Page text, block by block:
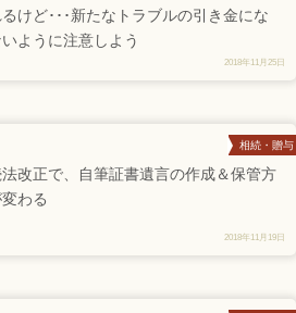
るけど･･･新たなトラブルの引き金にな
いように注意しよう
2018年11月25日
改正で、自筆証書遺言の作成＆保管方
わる
2018年11月19日
相続・贈与